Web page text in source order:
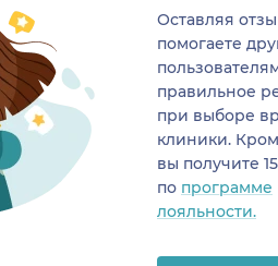
Оставляя
помогаете
правильное
при выборе
клиники.
вы получите
по программе
лояльности.